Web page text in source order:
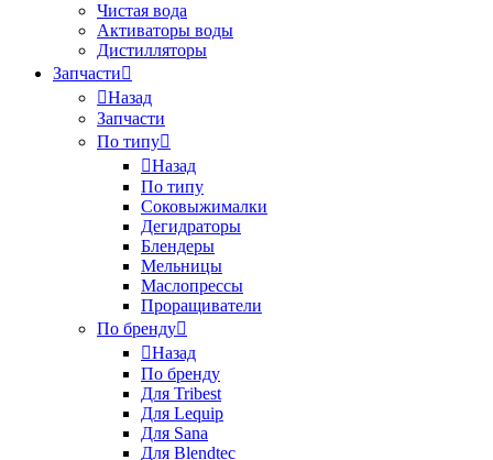
Чистая вода
Активаторы воды
Дистилляторы
Запчасти
Назад
Запчасти
По типу
Назад
По типу
Соковыжималки
Дегидраторы
Блендеры
Мельницы
Маслопрессы
Проращиватели
По бренду
Назад
По бренду
Для Tribest
Для Lequip
Для Sana
Для Blendtec